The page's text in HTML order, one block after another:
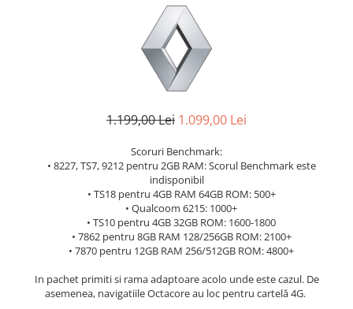
1.199,00 Lei 1.099,00 Lei
Scoruri Benchmark:
• 8227, TS7, 9212 pentru 2GB RAM: Scorul Benchmark este
indisponibil
• TS18 pentru 4GB RAM 64GB ROM: 500+
• Qualcoom 6215: 1000+
• TS10 pentru 4GB 32GB ROM: 1600-1800
• 7862 pentru 8GB RAM 128/256GB ROM: 2100+
• 7870 pentru 12GB RAM 256/512GB ROM: 4800+
In pachet primiti si rama adaptoare acolo unde este cazul. De
asemenea, navigatiile Octacore au loc pentru cartelă 4G.